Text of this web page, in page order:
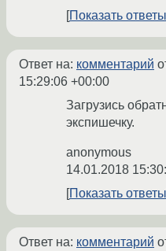
Показать ответы
Ответ на: комментарий
15:29:06 +00:00
Загрузись
экспишечку.
anonymous
14.01.2018
Показать ответы
Ответ на: комментарий